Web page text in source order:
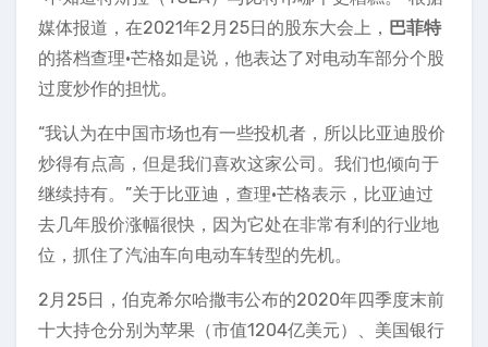
媒体报道，在2021年2月25日的股东大会上， 巴菲特
的搭档查理·芒格如是说，他表达了对电动车部分个股
过度炒作的担忧。
“我认为在中国市场也有一些投机者，所以比亚迪股价
炒得有点高，但是我们喜欢这家公司。我们也倾向于
继续持有。”关于比亚迪，查理·芒格表示，比亚迪过
去几年股价涨幅很快，因为它处在非常有利的行业地
位，抓住了汽油车向电动车转型的先机。
2月25日，伯克希尔哈撒韦公布的2020年四季度末前
十大持仓分别为苹果（市值1204亿美元）、美国银行